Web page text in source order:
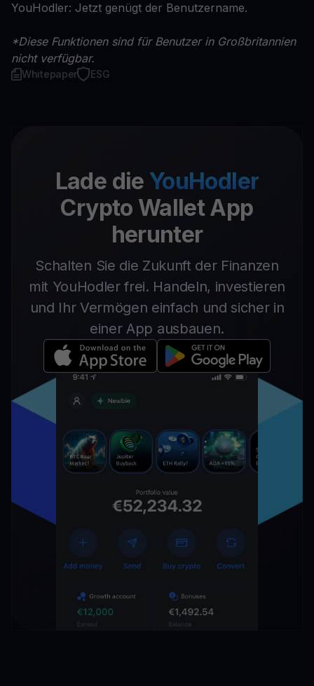
YouHodler: Jetzt genügt der Benutzername.
*Diese Funktionen sind für Benutzer in Großbritannien
nicht verfügbar.
Whitepaper ESG
Lade die YouHodler
Crypto Wallet App
herunter
Schalten Sie die Zukunft der Finanzen
mit YouHodler frei. Handeln, investieren
und Ihr Vermögen einfach und sicher in
einer App ausbauen.